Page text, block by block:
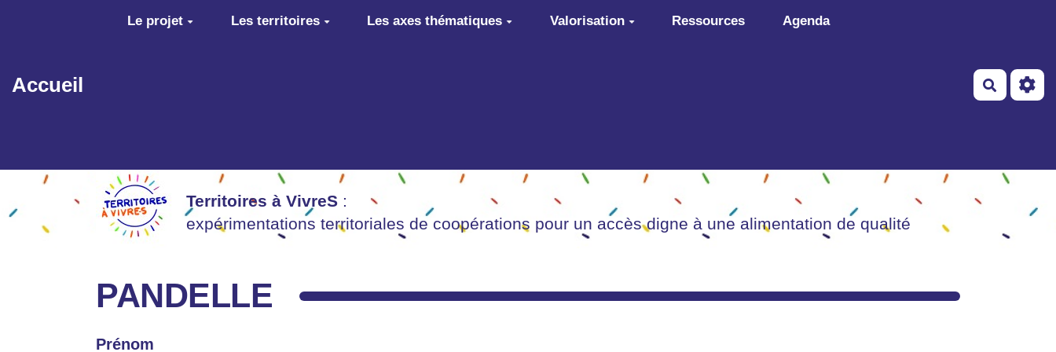
Aller au contenu principal
Accueil
Le projet Les territoires Les axes thématiques Valorisation Ressources Agenda
Territoires à VivreS :
expérimentations territoriales de coopérations pour un accès digne à une alimentation de qualité
PANDELLE
Prénom